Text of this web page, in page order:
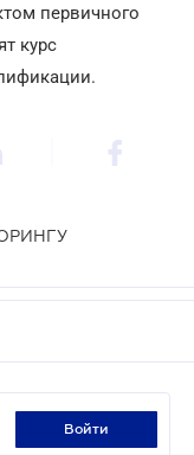
первичного
курс
войти